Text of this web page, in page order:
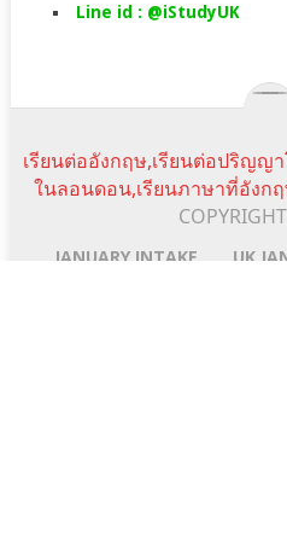
Line id : @iStudyUK
เรียนต่ออังกฤษ,เรียนต่อปริญญ
ในลอนดอน,เรียนภาษาที่อังก
JANUARY INTAKE UK